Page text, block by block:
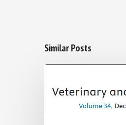
Similar Posts